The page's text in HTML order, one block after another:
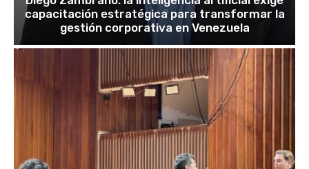
capacitación estratégica para transformar la
gestión corporativa en Venezuela